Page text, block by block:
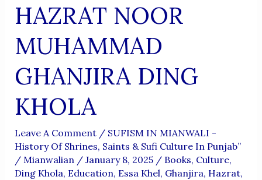
HAZRAT NOOR
MUHAMMAD
GHANJIRA DING
KHOLA
Leave A Comment / SUFISM IN MIANWALI -
History Of Shrines, Saints & Sufi Culture In Punjab”
/ Mianwalian / January 8, 2025 / Books, Culture,
Ding Khola, Education, Essa Khel, Ghanjira, Hazrat,